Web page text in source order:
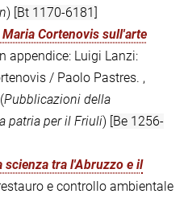
) [Bt 1170-6181]
Cortenovis sull'arte
appendice: Luigi Lanzi:
/ Paolo Pastres. ,
Pubblicazioni della
patria per il Friuli) [Be 1256-
scienza tra l'Abruzzo e il
e controllo ambientale